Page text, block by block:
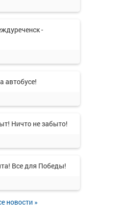
-
автобусе!
Ничто не забыто!
Все для Победы!
новости »